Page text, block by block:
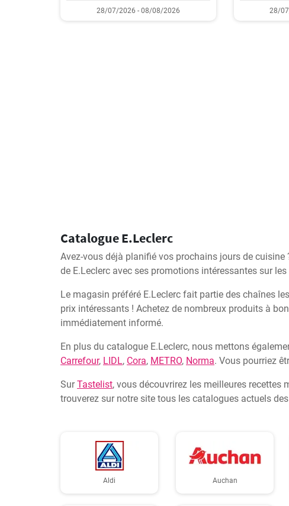
28/07/2026 - 08/08/2026 28/
Catalogue E.Leclerc
Avez-vous déjà planifié vos prochains jours de
de E.Leclerc avec ses promotions intéressantes sur
Le magasin préféré E.Leclerc fait partie des chaînes
prix intéressants ! Achetez de nombreux produits à
immédiatement informé.
En plus du catalogue E.Leclerc, nous mettons
Carrefour, LIDL, Cora, METRO, Norma. Vous pourriez
SurTastelist, vous découvrirez les meilleures
trouverez sur notre site tous les catalogues actuels
Aldi Auchan